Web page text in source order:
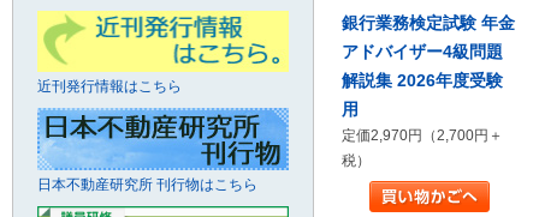
銀行業務検定試験 年金
アドバイザー4級問題
解説集 2026年度受験
用
定価2,970円（2,700円＋
税）
近刊発行情報はこちら
日本不動産研究所 刊行物はこちら